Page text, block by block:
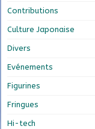
Contributions
Culture Japonaise
Divers
Evénements
Figurines
Fringues
Hi-tech